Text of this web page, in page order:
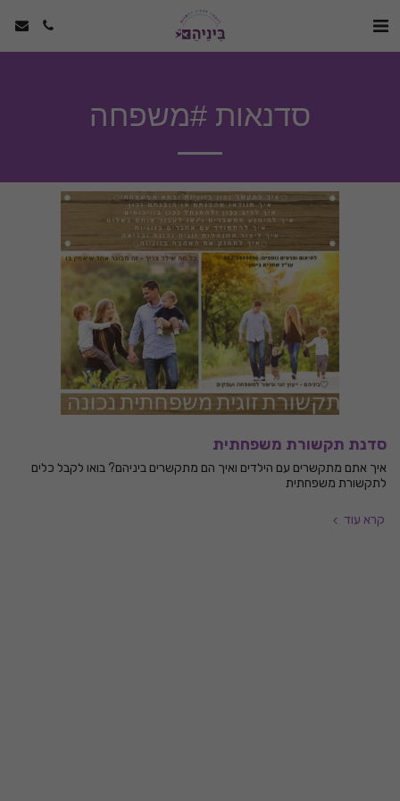
סדנאות #משפחה
סדנת תקשורת משפחתית
איך אתם מתקשרים עם הילדים ואיך הם מתקשרים ביניהם? בואו לקבל כלים
לתקשורת משפחתית
קרא עוד